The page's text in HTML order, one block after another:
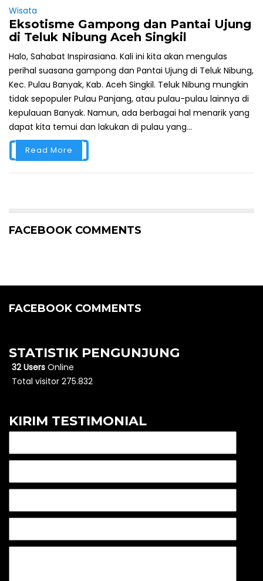
Wisata
Eksotisme Gampong dan Pantai Ujung
di Teluk Nibung Aceh Singkil
Halo, Sahabat Inspirasiana. Kali ini kita akan mengulas
perihal suasana gampong dan Pantai Ujung di Teluk Nibung,
Kec. Pulau Banyak, Kab. Aceh Singkil. Teluk Nibung mungkin
tidak sepopuler Pulau Panjang, atau pulau-pulau lainnya di
kepulauan Banyak. Namun, ada berbagai hal menarik yang
dapat kita temui dan lakukan di pulau yang...
Read More
FACEBOOK COMMENTS
FACEBOOK COMMENTS
STATISTIK PENGUNJUNG
32 Users Online
Total visitor 275.832
KIRIM TESTIMONIAL